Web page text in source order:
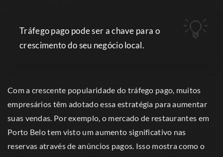
Tráfego pago pode ser a chave para o
crescimento do seu negócio local.
Com a crescente popularidade do tráfego pago, muitos
empresários têm adotado essa estratégia para aumentar
suas vendas. Por exemplo, o mercado de restaurantes em
Porto Belo tem visto um aumento significativo nas
reservas através de anúncios pagos. Isso mostra como o